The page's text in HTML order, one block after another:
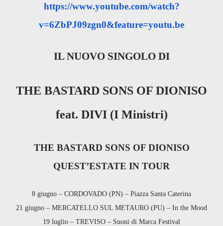
https://www.youtube.com/watch?
v=6ZbPJ09zgn0&feature=youtu.be
IL NUOVO SINGOLO DI
THE BASTARD SONS OF DIONISO
feat. DIVI (I Ministri)
THE BASTARD SONS OF DIONISO
QUEST’ESTATE IN TOUR
8 giugno – CORDOVADO (PN) – Piazza Santa Caterina
21 giugno – MERCATELLO SUL METAURO (PU) – In the Mood
19 luglio – TREVISO – Suoni di Marca Festival